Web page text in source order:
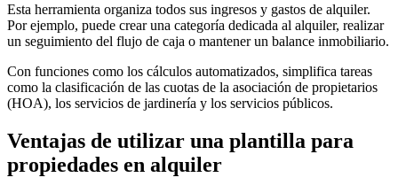
Esta herramienta organiza todos sus ingresos y gastos de alquiler.
Por ejemplo, puede crear una categoría dedicada al alquiler, realizar
un seguimiento del flujo de caja o mantener un balance inmobiliario.
Con funciones como los cálculos automatizados, simplifica tareas
como la clasificación de las cuotas de la asociación de propietarios
(HOA), los servicios de jardinería y los servicios públicos.
Ventajas de utilizar una plantilla para
propiedades en alquiler